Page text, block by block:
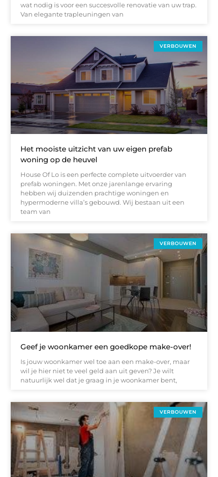
wat nodig is voor een succesvolle renovatie van uw trap.
Van elegante trapleuningen van
VERBOUWEN
Het mooiste uitzicht van uw eigen prefab
woning op de heuvel
House Of Lo is een perfecte complete uitvoerder van
prefab woningen. Met onze jarenlange ervaring
hebben wij duizenden prachtige woningen en
hypermoderne villa’s gebouwd. Wij bestaan uit een
team van
VERBOUWEN
Geef je woonkamer een goedkope make-over!
Is jouw woonkamer wel toe aan een make-over, maar
wil je hier niet te veel geld aan uit geven? Je wilt
natuurlijk wel dat je graag in je woonkamer bent,
VERBOUWEN